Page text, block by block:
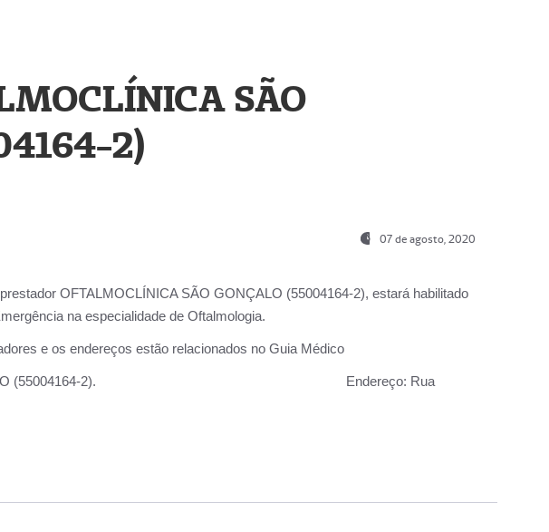
SÃO
2)
07 de agosto, 2020
OFTALMOCLÍNICA SÃO GONÇALO (55004164-2), estará habilitado
na especialidade de Oftalmologia.
e os endereços estão relacionados no Guia Médico
GONÇALO (55004164-2). Endereço: Rua